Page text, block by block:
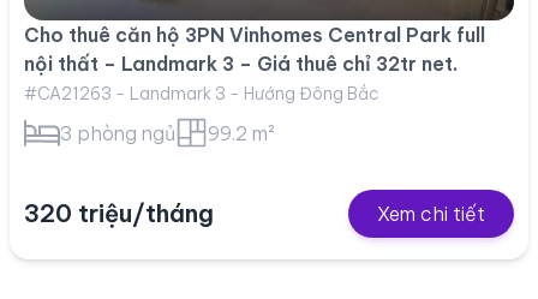
Cho thuê căn hộ 3PN Vinhomes Central Park full
nội thất – Landmark 3 – Giá thuê chỉ 32tr net.
#CA21263 - Landmark 3 - Hướng Đông Bắc
3 phòng ngủ 99.2 m²
320 triệu/tháng Xem chi tiết